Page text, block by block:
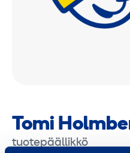
Tomi
tuotepäällikkö